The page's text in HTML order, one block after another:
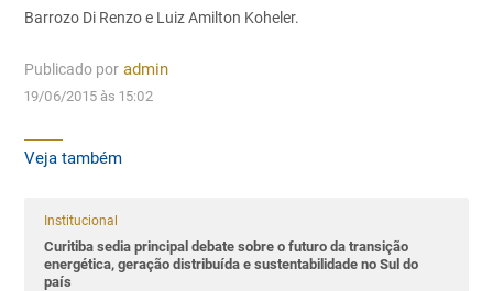
Barrozo Di Renzo e Luiz Amilton Koheler.
Publicado por admin
19/06/2015 às 15:02
Veja também
Institucional
Curitiba sedia principal debate sobre o futuro da transição
energética, geração distribuída e sustentabilidade no Sul do
país